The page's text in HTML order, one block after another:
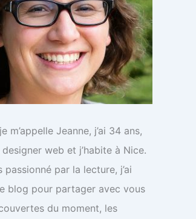
m’appelle Jeanne, j’ai 34 ans,
designer web et j’habite à Nice.
passionné par la lecture, j’ai
blog pour partager avec vous
du moment, les